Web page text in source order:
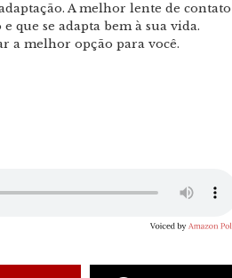
A melhor lente de contato
que se adapta bem à sua vida.
a melhor opção para você.